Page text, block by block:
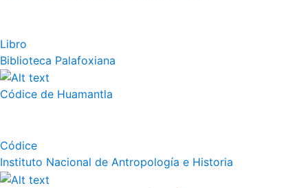
Libro
Biblioteca Palafoxiana
Códice de Huamantla
Códice
Instituto Nacional de Antropología e Historia